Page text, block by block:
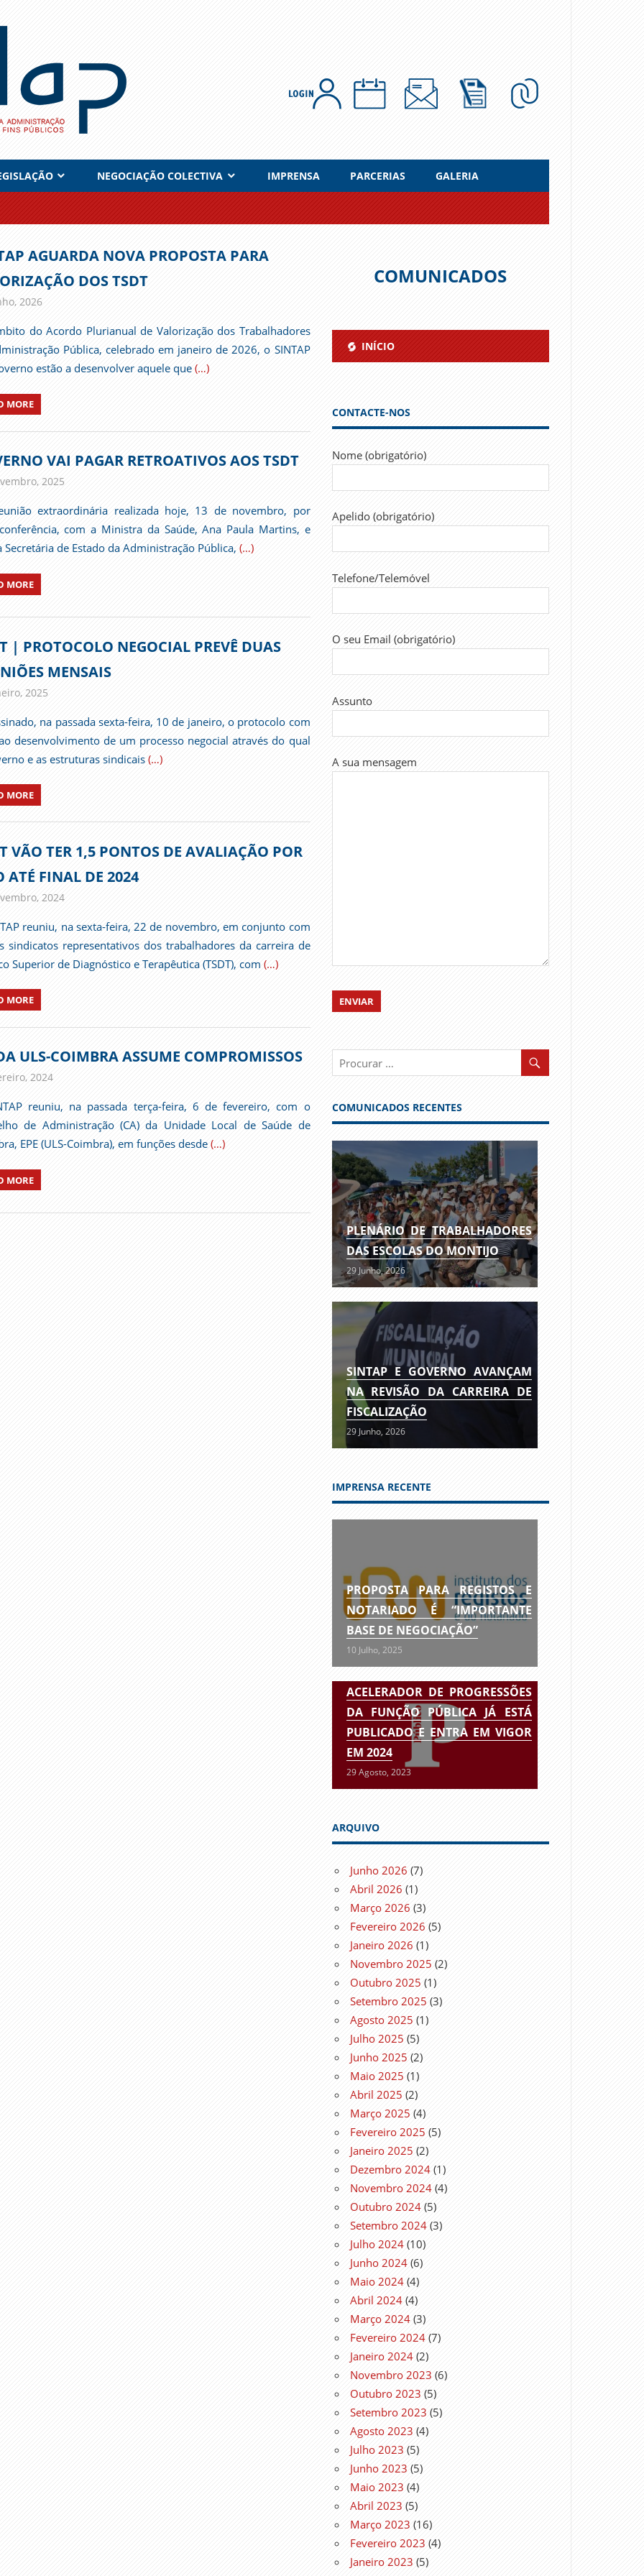
NEGOCIAÇÃO COLECTIVA IMPRENSA PARCERIAS GALERIA
AGUARDA NOVA PROPOSTA PARA
DOS TSDT
2026admin
DESTAQUE
do Acordo Plurianual de Valorização dos Trabalhadores
Pública, celebrado em janeiro de 2026, o SINTAP
estão a desenvolver aquele que (…)
MORE
VAI PAGAR RETROATIVOS AOS TSDT
2025
extraordinária realizada hoje, 13 de novembro, por
com a Ministra da Saúde, Ana Paula Martins, e
Secretária de Estado da Administração Pública, (…)
MORE
| PROTOCOLO NEGOCIAL PREVÊ DUAS
MENSAIS
2025
na passada sexta-feira, 10 de janeiro, o protocolo com
desenvolvimento de um processo negocial através do qual
e as estruturas sindicais (…)
MORE
VÃO TER 1,5 PONTOS DE AVALIAÇÃO POR
ATÉ FINAL DE 2024
2024admin
Comunicados
reuniu, na sexta-feira, 22 de novembro, em conjunto com
sindicatos representativos dos trabalhadores da carreira de
Superior de Diagnóstico e Terapêutica (TSDT), com (…)
MORE
ULS-COIMBRA ASSUME COMPROMISSOS
2024admin
Comunicados
reuniu, na passada terça-feira, 6 de fevereiro, com o
de Administração (CA) da Unidade Local de Saúde de
EPE (ULS-Coimbra), em funções desde (…)
MORE
COMUNICADOS
INÍCIO
CONTACTE-NOS
Nome (obrigatório)
Apelido (obrigatório)
Telefone/Telemóvel
O seu Email (obrigatório)
Assunto
A sua mensagem
COMUNICADOS RECENTES
PLENÁRIO DE TRABALHADORES
DAS ESCOLAS DO MONTIJO
29 Junho, 2026
SINTAP E GOVERNO AVANÇAM
NA REVISÃO DA CARREIRA DE
FISCALIZAÇÃO
29 Junho, 2026
IMPRENSA RECENTE
PROPOSTA PARA REGISTOS E
NOTARIADO É “IMPORTANTE
BASE DE NEGOCIAÇÃO”
10 Julho, 2025
ACELERADOR DE PROGRESSÕES
DA FUNÇÃO PÚBLICA JÁ ESTÁ
PUBLICADO E ENTRA EM VIGOR
EM 2024
29 Agosto, 2023
ARQUIVO
Junho 2026 (7)
Abril 2026 (1)
Março 2026 (3)
Fevereiro 2026 (5)
Janeiro 2026 (1)
Novembro 2025 (2)
Outubro 2025 (1)
Setembro 2025 (3)
Agosto 2025 (1)
Julho 2025 (5)
Junho 2025 (2)
Maio 2025 (1)
Abril 2025 (2)
Março 2025 (4)
Fevereiro 2025 (5)
Janeiro 2025 (2)
Dezembro 2024 (1)
Novembro 2024 (4)
Outubro 2024 (5)
Setembro 2024 (3)
Julho 2024 (10)
Junho 2024 (6)
Maio 2024 (4)
Abril 2024 (4)
Março 2024 (3)
Fevereiro 2024 (7)
Janeiro 2024 (2)
Novembro 2023 (6)
Outubro 2023 (5)
Setembro 2023 (5)
Agosto 2023 (4)
Julho 2023 (5)
Junho 2023 (5)
Maio 2023 (4)
Abril 2023 (5)
Março 2023 (16)
Fevereiro 2023 (4)
Janeiro 2023 (5)